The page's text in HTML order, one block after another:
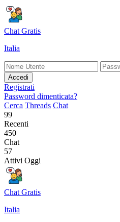
Chat Gratis
Italia
Accedi
Registrati
Password dimenticata?
Cerca Threads Chat
99
Recenti
450
Chat
57
Attivi Oggi
Chat Gratis
Italia